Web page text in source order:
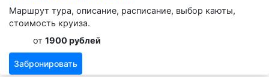
Маршрут тура, описание, расписание, выбор каюты,
стоимость круиза.
от 1900 рублей
Забронировать